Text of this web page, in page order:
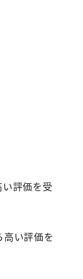
評価を受
い評価を